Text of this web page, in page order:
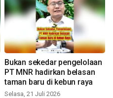
Bukan sekedar pengelolaan
PT MNR hadirkan belasan
taman baru di kebun raya
Selasa, 21 Juli 2026